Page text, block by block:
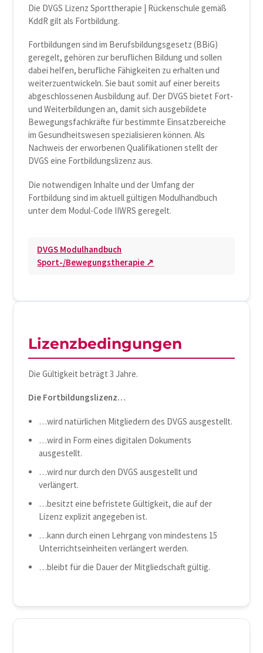
Die DVGS Lizenz Sporttherapie | Rückenschule gemäß
KddR gilt als Fortbildung.
Fortbildungen sind im Berufsbildungsgesetz (BBiG)
geregelt, gehören zur beruflichen Bildung und sollen
dabei helfen, berufliche Fähigkeiten zu erhalten und
weiterzuentwickeln. Sie baut somit auf einer bereits
abgeschlossenen Ausbildung auf. Der DVGS bietet Fort-
und Weiterbildungen an, damit sich ausgebildete
Bewegungsfachkräfte für bestimmte Einsatzbereiche
im Gesundheitswesen spezialisieren können. Als
Nachweis der erworbenen Qualifikationen stellt der
DVGS eine Fortbildungslizenz aus.
Die notwendigen Inhalte und der Umfang der
Fortbildung sind im aktuell gültigen Modulhandbuch
unter dem Modul-Code IIWRS geregelt.
DVGS Modulhandbuch
Sport-/Bewegungstherapie ↗
Lizenzbedingungen
Die Gültigkeit beträgt 3 Jahre.
Die Fortbildungslizenz…
…wird natürlichen Mitgliedern des DVGS ausgestellt.
…wird in Form eines digitalen Dokuments
ausgestellt.
…wird nur durch den DVGS ausgestellt und
verlängert.
…besitzt eine befristete Gültigkeit, die auf der
Lizenz explizit angegeben ist.
…kann durch einen Lehrgang von mindestens 15
Unterrichtseinheiten verlängert werden.
…bleibt für die Dauer der Mitgliedschaft gültig.